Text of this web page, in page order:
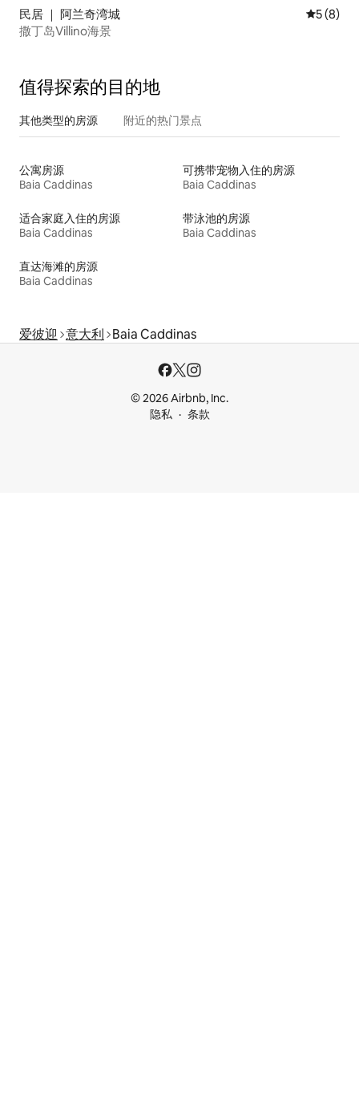
民居 ｜ 阿兰奇湾城 平均评分
5 (8)
撒丁岛Villino海景
值得探索的目的地
其他类型的房源 附近的热门景点
公寓房源
Baia Caddinas
可携带宠物入住的房源
Baia Caddinas
适合家庭入住的房源
Baia Caddinas
带泳池的房源
Baia Caddinas
直达海滩的房源
Baia Caddinas
爱彼迎 意大利 Baia Caddinas
© 2026 Airbnb, Inc.
隐私
条款